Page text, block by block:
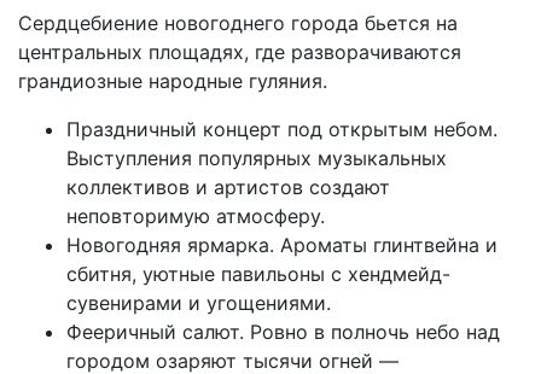
Сердцебиение новогоднего города бьется на
центральных площадях, где разворачиваются
грандиозные народные гуляния.
Праздничный концерт под открытым небом.
Выступления популярных музыкальных
коллективов и артистов создают
неповторимую атмосферу.
Новогодняя ярмарка. Ароматы глинтвейна и
сбитня, уютные павильоны с хендмейд-
сувенирами и угощениями.
Фееричный салют. Ровно в полночь небо над
городом озаряют тысячи огней —